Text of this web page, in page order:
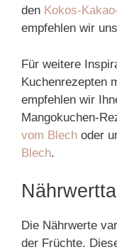
den Kokos-
empfehlen wir
Für weitere
Kuchenrezepten
empfehlen wir
Mangokuchen-
vom Blech oder
Blech.
Die Nährwerte
der Früchte.